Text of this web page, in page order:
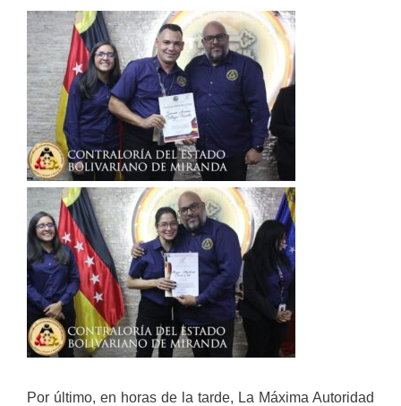
Por último, en horas de la tarde, La Máxima Autoridad